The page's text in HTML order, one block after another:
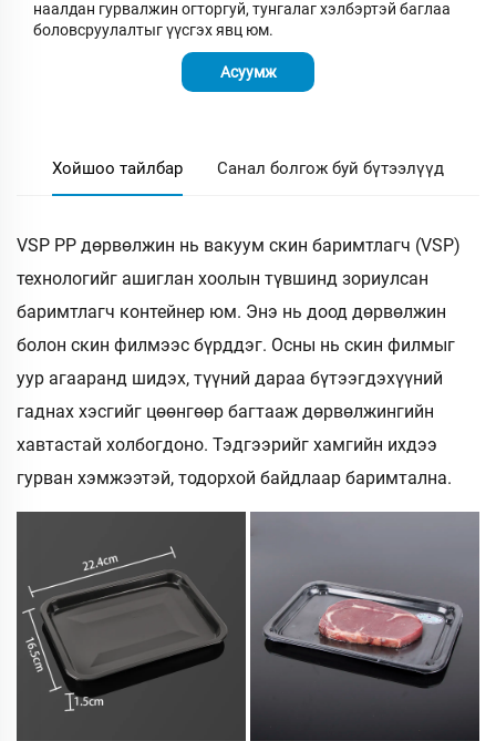
наалдан гурвалжин огторгуй, тунгалаг хэлбэртэй баглаа
боловсруулалтыг үүсгэх явц юм.
Асуумж
Хойшоо тайлбар Санал болгож буй бүтээлүүд
VSP PP дөрвөлжин нь вакуум скин баримтлагч (VSP)
технологийг ашиглан хоолын түвшинд зориулсан
баримтлагч контейнер юм. Энэ нь доод дөрвөлжин
болон скин филмээс бүрддэг. Осны нь скин филмыг
уур агааранд шидэх, түүний дараа бүтээгдэхүүний
гаднах хэсгийг цөөнгөөр багтааж дөрвөлжингийн
хавтастай холбогдоно. Тэдгээрийг хамгийн ихдээ
гурван хэмжээтэй, тодорхой байдлаар баримтална.